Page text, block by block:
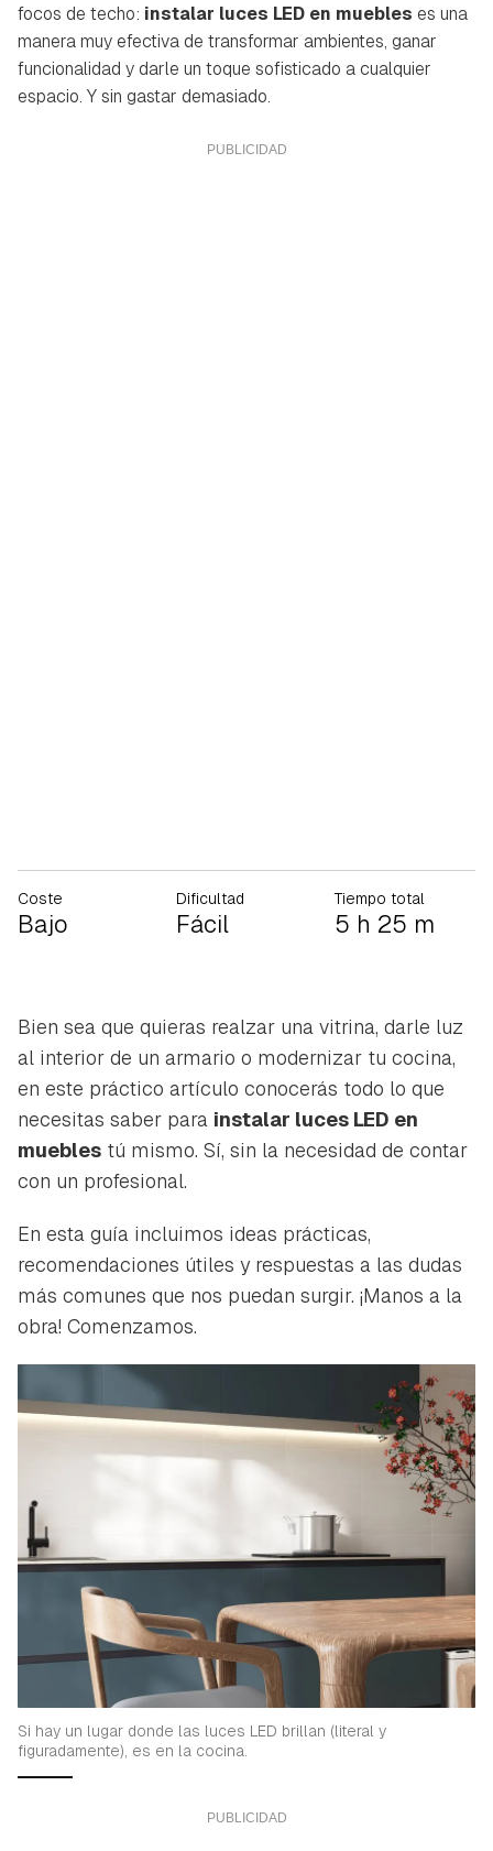
focos de techo: instalar luces LED en muebles es una
manera muy efectiva de transformar ambientes, ganar
funcionalidad y darle un toque sofisticado a cualquier
espacio. Y sin gastar demasiado.
Coste
Bajo
Dificultad
Fácil
Tiempo total
5 h 25 m
Bien sea que quieras realzar una vitrina, darle luz
al interior de un armario o modernizar tu cocina,
en este práctico artículo conocerás todo lo que
necesitas saber para instalar luces LED en
muebles tú mismo. Sí, sin la necesidad de contar
con un profesional.
En esta guía incluimos ideas prácticas,
recomendaciones útiles y respuestas a las dudas
más comunes que nos puedan surgir. ¡Manos a la
obra! Comenzamos.
Si hay un lugar donde las luces LED brillan (literal y
figuradamente), es en la cocina.